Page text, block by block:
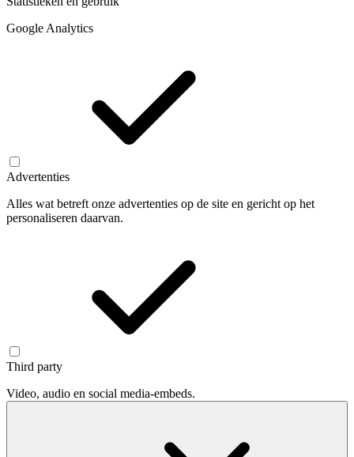
Google Analytics
Advertenties
Alles wat betreft onze advertenties op de site en gericht op het
personaliseren daarvan.
Third party
Video, audio en social media-embeds.